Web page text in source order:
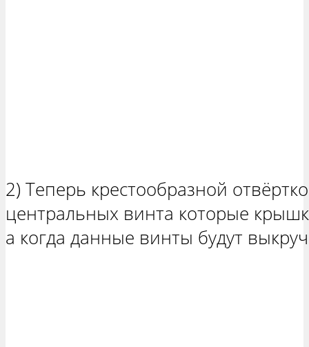
2) Теперь крестообразной
центральных винта которые
а когда данные винты будут